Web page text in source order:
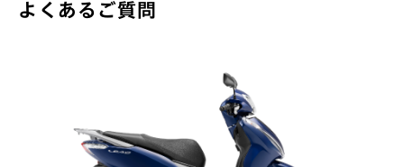
よくあるご質問